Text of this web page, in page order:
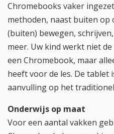
Chromebooks vaker
methoden, naast buiten op
(buiten) bewegen,
meer. Uw kind werkt niet
een Chromebook, maar
heeft voor de les. De tablet
aanvulling op het
Onderwijs op maat
Voor een aantal vakken